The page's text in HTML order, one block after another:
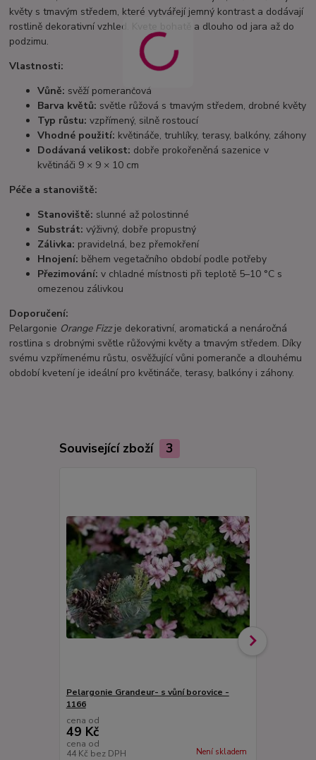
květy s tmavým středem, které vytvářejí jemný kontrast a dodávají
rostlině dekorativní vzhled. Kvete bohatě a dlouho od jara až do
podzimu.
Vlastnosti:
Vůně: svěží pomerančová
Barva květů: světle růžová s tmavým středem, drobné květy
Typ růstu: vzpřímený, silně rostoucí
Vhodné použití: květináče, truhlíky, terasy, balkóny, záhony
Dodávaná velikost: dobře prokořeněná sazenice v
květináči 9 × 9 × 10 cm
Péče a stanoviště:
Stanoviště: slunné až polostinné
Substrát: výživný, dobře propustný
Zálivka: pravidelná, bez přemokření
Hnojení: během vegetačního období podle potřeby
Přezimování: v chladné místnosti při teplotě 5–10 °C s
omezenou zálivkou
Doporučení:
Pelargonie Orange Fizzje dekorativní, aromatická a nenáročná
rostlina s drobnými světle růžovými květy a tmavým středem. Díky
svému vzpřímenému růstu, osvěžující vůni pomeranče a dlouhému
období kvetení je ideální pro květináče, terasy, balkóny i záhony.
Související zboží 3
Pelargonie Grandeur- s vůní borovice -
1166
cena od
49 Kč
cena od
44 Kč bez DPH Není skladem